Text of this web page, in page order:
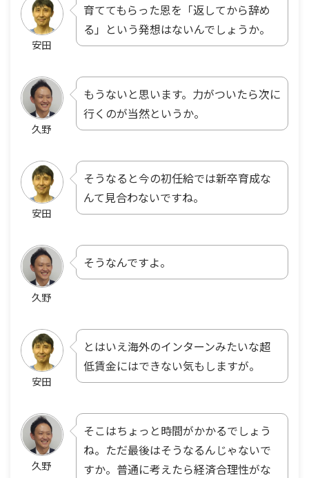
安田
育ててもらった恩を「返してから辞め
る」という発想はないんでしょうか。
久野
もうないと思います。力がついたら次に
行くのが当然というか。
安田
そうなると今の初任給では新卒育成な
んて見合わないですね。
久野
そうなんですよ。
安田
とはいえ海外のインターンみたいな超
低賃金にはできない気もしますが。
久野
そこはちょっと時間がかかるでしょう
ね。ただ最後はそうなるんじゃないで
すか。普通に考えたら経済合理性がな